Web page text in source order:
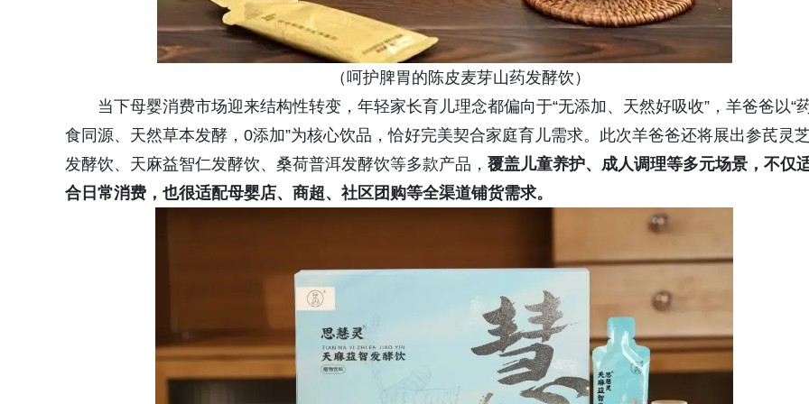
（呵护脾胃的陈皮麦芽山药发酵饮）
当下母婴消费市场迎来结构性转变，年轻家长育儿理念都偏向于“无添加、天然好吸收”，羊爸爸以“
食同源、天然草本发酵，0添加”为核心饮品，恰好完美契合家庭育儿需求。此次羊爸爸还将展出参芪灵
发酵饮、天麻益智仁发酵饮、桑荷普洱发酵饮等多款产品， 覆盖儿童养护、成人调理等多元场景，不仅
合日常消费，也很适配母婴店、商超、社区团购等全渠道铺货需求。